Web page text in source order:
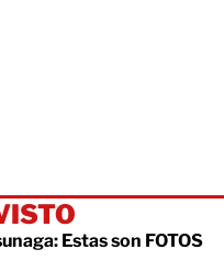
Estas son FOTOS